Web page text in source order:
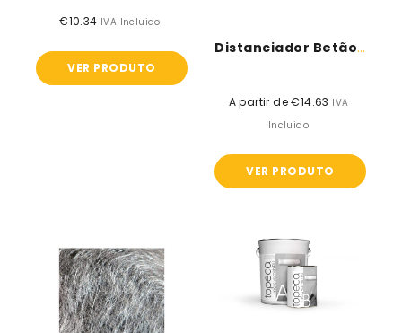
Preço
€10.34 IVA Incluido
VER PRODUTO
Distanciador Betão Armado - Uso Vertical...
Preço
normal
A partir de €14.63 IVA
Incluido
VER PRODUTO
Tecido
não-
tecido
em
micro
varnish
PU